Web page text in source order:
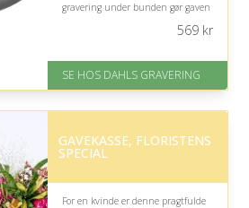
gravering under bunden gør gaven
Gratis fragt
på 4.8 ud af 5
569kr
SE HOS DAHLS GRAVERING
GAVEKASSE, FLORISTENS
SPECIAL
For en kvinde er denne pragtfulde